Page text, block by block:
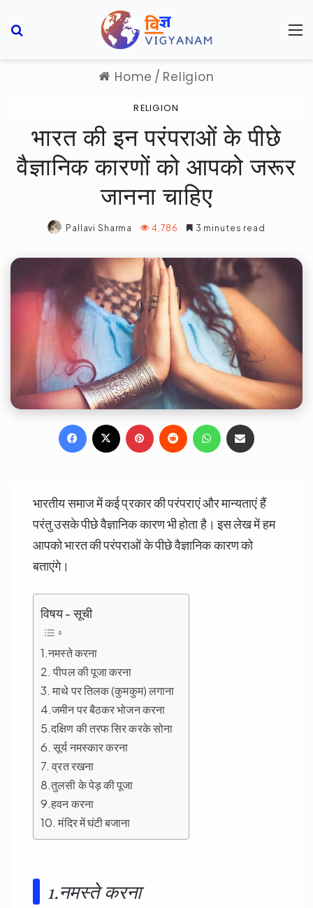
Home / Religion
RELIGION
भारत की इन परंपराओं के पीछे
वैज्ञानिक कारणों को आपको जरूर
जानना चाहिए
Pallavi Sharma 4,786 3 minutes read
Facebook Pinterest
Reddit WhatsApp
भारतीय समाज में कई प्रकार की परंपराएं और मान्यताएं हैं
परंतु उसके पीछे वैज्ञानिक कारण भी होता है। इस लेख में हम
आपको भारत की परंपराओं के पीछे वैज्ञानिक कारण को
बताएंगे।
विषय - सूची
1.नमस्ते करना
2. पीपल की पूजा करना
3. माथे पर तिलक (कुमकुम) लगाना
4.जमीन पर बैठकर भोजन करना
5.दक्षिण की तरफ सिर करके सोना
6. सूर्य नमस्कार करना
7. व्रत रखना
8.तुलसी के पेड़ की पूजा
9.हवन करना
10. मंदिर में घंटी बजाना
1.नमस्ते करना